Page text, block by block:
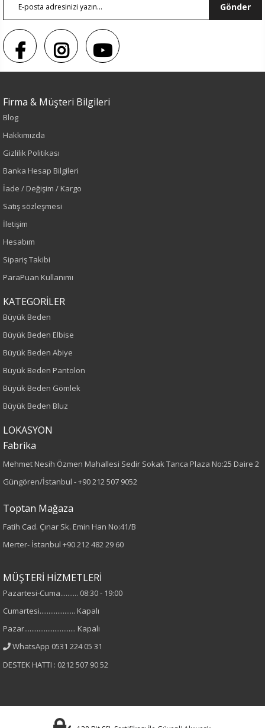
Renk
Haki
Sezon
İlkbahar-Yaz
Yaş Grubu
Kalıp
Büyük Beden
Boy
75
Dokuma
Çizgili
Kumaş
Yaka Tipi
Hakim Yaka
Kadın
Gönder
Firma & Müşteri Bilgileri
Blog
Hakkımızda
Gizlilik Politikası
Banka Hesap Bilgileri
İade / Değişim / Kargo
Satış sözleşmesi
İletişim
Hesabım
Sipariş Takibi
ParaPuan Kullanımı
KATEGORİLER
Büyük Beden
Büyük Beden Elbise
Büyük Beden Abiye
Büyük Beden Pantolon
Büyük Beden Gömlek
Büyük Beden Bluz
LOKASYON
Fabrika
Mehmet Nesih Özmen Mahallesi Sedir Sokak Tanca Plaza No:25 Daire 2
Güngören/İstanbul -+90 212 507 9052
Toptan Mağaza
Fatih Cad. Çınar Sk. Emin Han No:41/B
Merter- İstanbul +90 212 482 29 60
MÜŞTERİ HİZMETLERİ
Pazartesi-Cuma.......... 08:30 - 19:00
Cumartesi.................... Kapalı
Pazar............................. Kapalı
WhatsApp 0531 224 05 31
DESTEK HATTI : 0212 507 90 52